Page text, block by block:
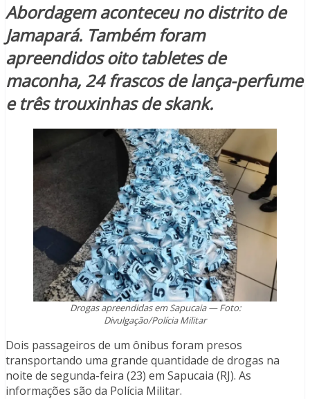
Abordagem aconteceu no distrito de
Jamapará. Também foram
apreendidos oito tabletes de
maconha, 24 frascos de lança-perfume
e três trouxinhas de skank.
Drogas apreendidas em Sapucaia — Foto:
Divulgação/Polícia Militar
Dois passageiros de um ônibus foram presos
transportando uma grande quantidade de drogas na
noite de segunda-feira (23) em Sapucaia (RJ). As
informações são da Polícia Militar.